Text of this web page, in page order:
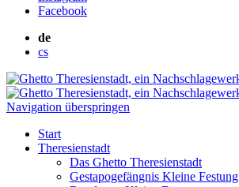
Facebook
de
cs
Navigation überspringen
Start
Theresienstadt
Das Ghetto Theresienstadt
Gestapogefängnis Kleine Festung